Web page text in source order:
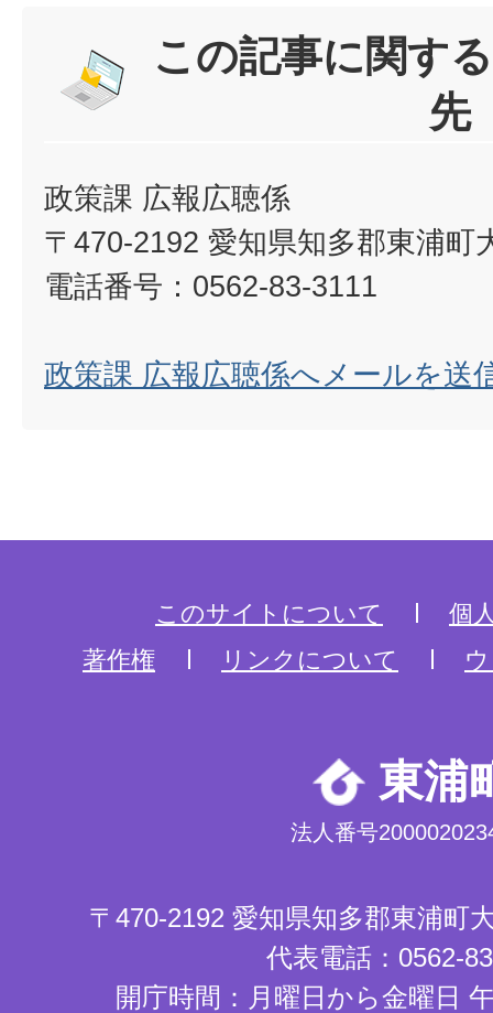
この記事に関す
先
政策課 広報広聴係
〒470-2192 愛知県知多郡東浦町
電話番号：0562-83-3111
政策課 広報広聴係へメールを送
このサイトについて
個
著作権
リンクについて
東浦
法人番号
〒470-2192 愛知県知多郡東浦町
代表電話：0562-
開庁時間：月曜日から金曜日